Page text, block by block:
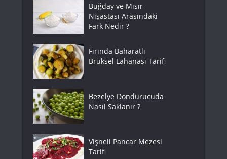
Buğday ve Mısır
Nişastası Arasındaki
Fark Nedir ?
Fırında Baharatlı
Brüksel Lahanası Tarifi
Bezelye Dondurucuda
Nasıl Saklanır ?
Vişneli Pancar Mezesi
Tarifi